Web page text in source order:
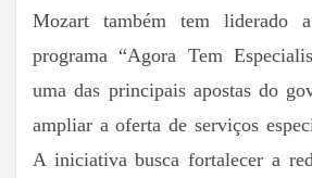
Mozart também tem liderado
programa “Agora Tem
uma das principais apostas do
ampliar a oferta de serviços
A iniciativa busca fortalecer a